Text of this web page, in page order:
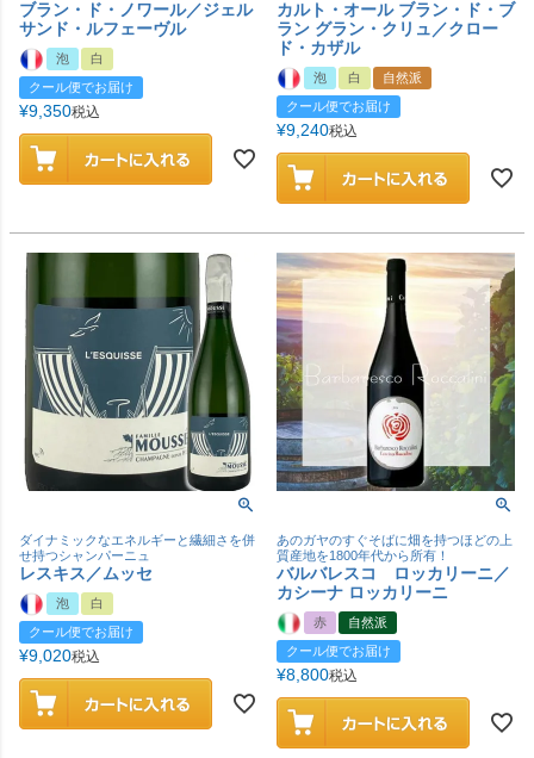
ブラン・ド・ノワール／ジェル
サンド・ルフェーヴル
泡
白
クール便でお届け
¥9,350税込
カルト・オール ブラン・ド・ブ
ラン グラン・クリュ／クロー
ド・カザル
泡 白
自然派
クール便でお届け
¥9,240税込
ダイナミックなエネルギーと繊細さを併
せ持つシャンパーニュ
レスキス／ムッセ
泡
白
クール便でお届け
¥9,020税込
あのガヤのすぐそばに畑を持つほどの上
質産地を1800年代から所有！
バルバレスコ ロッカリーニ／
カシーナ ロッカリーニ
赤
自然派
クール便でお届け
¥8,800税込